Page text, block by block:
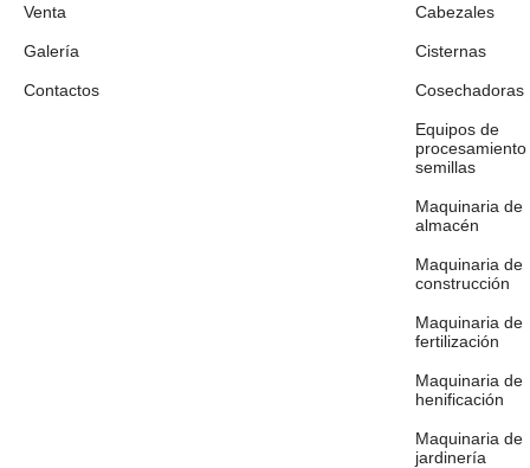
Venta
Galería
Contactos
Cabezales
Cisternas
Cosechadoras
Equipos de
procesamiento
semillas
Maquinaria de
almacén
Maquinaria de
construcción
Maquinaria de
fertilización
Maquinaria de
henificación
Maquinaria de
jardinería